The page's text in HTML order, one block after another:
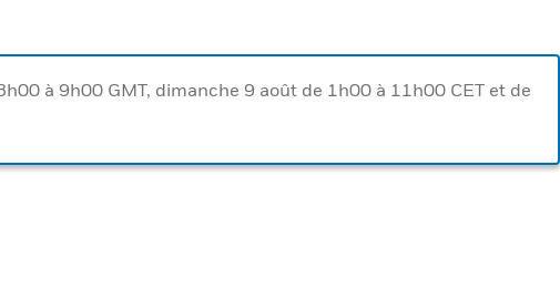
à 9h00 GMT, dimanche 9 août de 1h00 à 11h00 CET et de